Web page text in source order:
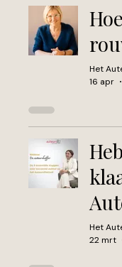
Het
16 apr
Het
22 mrt